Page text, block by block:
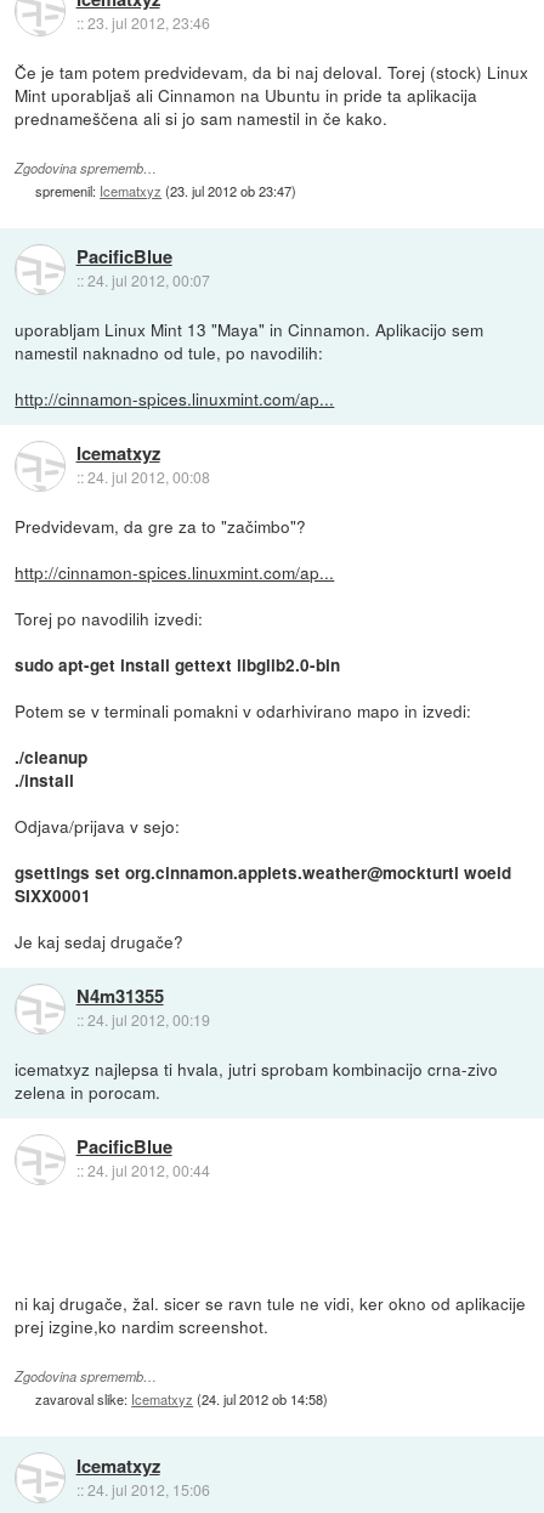
::23. jul 2012, 23:46
Če je tam potem predvidevam, da bi naj deloval. Torej (stock) Linux
Mint uporabljaš ali Cinnamon na Ubuntu in pride ta aplikacija
prednameščena ali si jo sam namestil in če kako.
Zgodovina sprememb…
spremenil: Icematxyz (23. jul 2012 ob 23:47)
PacificBlue
::24. jul 2012, 00:07
uporabljam Linux Mint 13 "Maya" in Cinnamon. Aplikacijo sem
namestil naknadno od tule, po navodilih:
http://cinnamon-spices.linuxmint.com/ap...
Icematxyz
::24. jul 2012, 00:08
Predvidevam, da gre za to "začimbo"?
http://cinnamon-spices.linuxmint.com/ap...
Torej po navodilih izvedi:
sudo apt-get install gettext libglib2.0-bin
Potem se v terminali pomakni v odarhivirano mapo in izvedi:
./cleanup
./install
Odjava/prijava v sejo:
gsettings set org.cinnamon.applets.weather@mockturtl woeid
SIXX0001
Je kaj sedaj drugače?
N4m31355
::24. jul 2012, 00:19
icematxyz najlepsa ti hvala, jutri sprobam kombinacijo crna-zivo
zelena in porocam.
PacificBlue
::24. jul 2012, 00:44
ni kaj drugače, žal. sicer se ravn tule ne vidi, ker okno od aplikacije
prej izgine,ko nardim screenshot.
Zgodovina sprememb…
zavaroval slike: Icematxyz (24. jul 2012 ob 14:58)
Icematxyz
::24. jul 2012, 15:06